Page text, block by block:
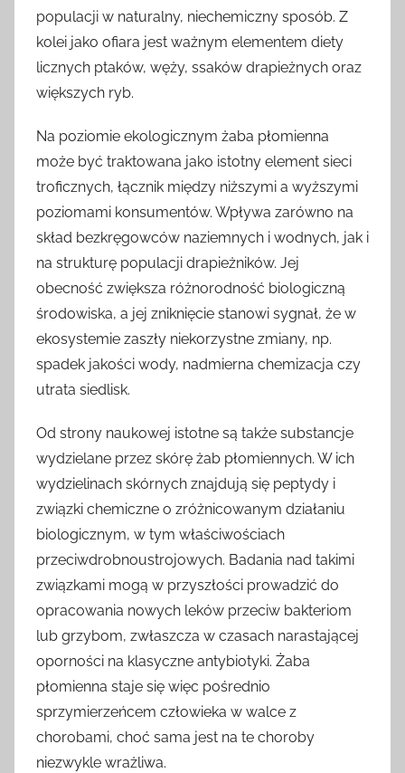
populacji w naturalny, niechemiczny sposób. Z
kolei jako ofiara jest ważnym elementem diety
licznych ptaków, węży, ssaków drapieżnych oraz
większych ryb.
Na poziomie ekologicznym żaba płomienna
może być traktowana jako istotny element sieci
troficznych, łącznik między niższymi a wyższymi
poziomami konsumentów. Wpływa zarówno na
skład bezkręgowców naziemnych i wodnych, jak i
na strukturę populacji drapieżników. Jej
obecność zwiększa różnorodność biologiczną
środowiska, a jej zniknięcie stanowi sygnał, że w
ekosystemie zaszły niekorzystne zmiany, np.
spadek jakości wody, nadmierna chemizacja czy
utrata siedlisk.
Od strony naukowej istotne są także substancje
wydzielane przez skórę żab płomiennych. W ich
wydzielinach skórnych znajdują się peptydy i
związki chemiczne o zróżnicowanym działaniu
biologicznym, w tym właściwościach
przeciwdrobnoustrojowych. Badania nad takimi
związkami mogą w przyszłości prowadzić do
opracowania nowych leków przeciw bakteriom
lub grzybom, zwłaszcza w czasach narastającej
oporności na klasyczne antybiotyki. Żaba
płomienna staje się więc pośrednio
sprzymierzeńcem człowieka w walce z
chorobami, choć sama jest na te choroby
niezwykle wrażliwa.